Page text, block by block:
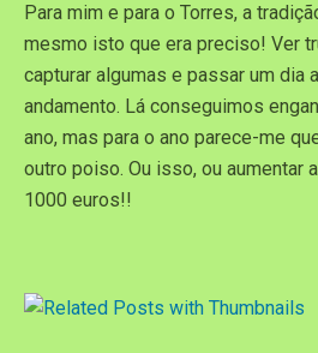
Para mim e para o Torres, a
mesmo isto que era preciso! Ver
capturar algumas e passar um dia
andamento. Lá conseguimos
ano, mas para o ano parece-me
outro poiso. Ou isso, ou aumentar
1000 euros!!